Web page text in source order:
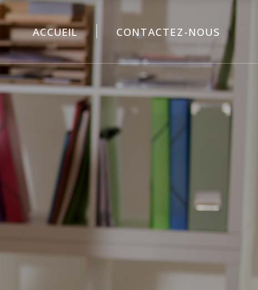
ACCUEIL CONTACTEZ-NOUS